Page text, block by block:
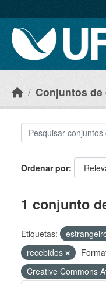
Conjuntos de
Ordenar por
1 conjunto
Etiquetas:
recebidos
Creative Commons